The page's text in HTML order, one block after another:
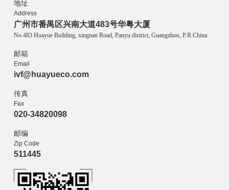
地址
Address
广州市番禺区兴南大道483号华粤大厦
No.483 Huayue Building, xingnan Road, Panyu district, Guangzhou, P.R.China
邮箱
Email
ivf@huayueco.com
传真
Fax
020-34820098
邮编
Zip Code
511445